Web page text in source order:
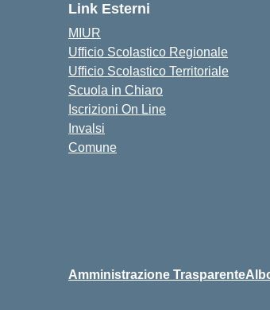
Link Esterni
MIUR
Ufficio Scolastico Regionale
Ufficio Scolastico Territoriale
Scuola in Chiaro
Iscrizioni On Line
Invalsi
Comune
Amministrazione Trasparente